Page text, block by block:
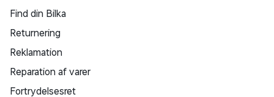
Find din Bilka
Returnering
Reklamation
Reparation af varer
Fortrydelsesret